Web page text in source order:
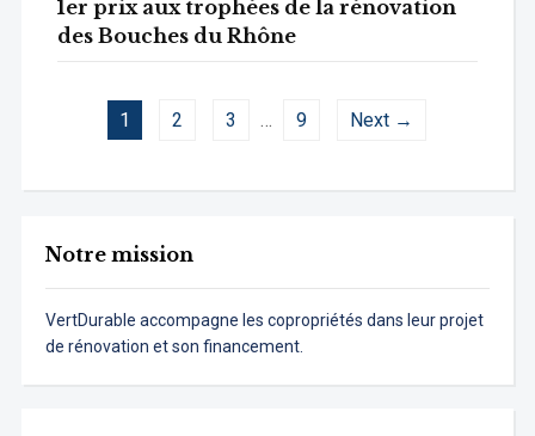
Notre mission
VertDurable accompagne les copropriétés dans leur projet
de rénovation et son financement.
1er prix aux trophées de la rénovation
des Bouches du Rhône
1 2 3 … 9 Next →